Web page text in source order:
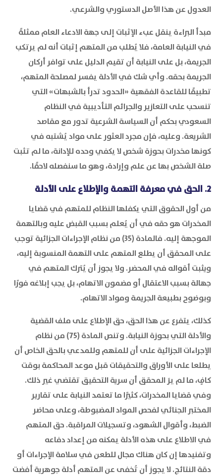
العدول عن هذا الأصل الدستوري والشرعي.
مبدأ البراءة ينقل عبء الإثبات إلى جهة الادعاء العام ممثلةً
في النيابة العامة، فلا يُطلب من المتهم إثبات أنه لم يرتكب
الجريمة، بل على النيابة أن تقيم الدليل على توافر أركان
الجريمة بحقه. وأي شك في الأدلة يفسر لمصلحة المتهم،
تطبيقًا للقاعدة الفقهية «الحدود تدرأ بالشبهات» التي
تنسحب على التعازير والجرائم التأديبية في النظام
السعودي بحكم أن السياسة الشرعية تدور مع مقاصد
الشريعة. وعليه، فإن مجرد العثور على مواد يُشتبه في
كونها مخدرات بحوزة شخص لا يكفي وحده للإدانة، ما لم تثبت
صلة الشخص بها عن علم وإرادة، وهو ما سنفصله لاحقًا.
2. الحق في معرفة التهمة والإطلاع على الأدلة
من أول الحقوق التي يكفلها النظام للمتهم في قضايا
المخدرات هو حقه في أن يُعلم بسبب القبض عليه وبالتهمة
الموجهة إليه. فالمادة (35) من نظام الإجراءات الجزائية توجب
على المحقق أن يطلع المتهم على التهمة المنسوبة إليه،
ويثبت أقواله في المحضر. ولا يجوز أن يُترك المتهم في
جهالة بسبب الاعتقال أو مضمون الاتهام، بل يجب إبلاغه فورًا
وبوضوح بطبيعة الجريمة ومواد الاتهام.
كذلك، يتفرع عن هذا الحق، حق الإطلاع على ملف القضية
والأدلة التي بحوزة النيابة. وتنص المادة (75) من نظام
الإجراءات الجزائية على أن للمتهم وللمدعي بالحق الخاص أن
يطلعا على الأوراق والتحقيقات قبل موعد المحاكمة بوقت
كافٍ، ما لم يرَ المحقق أن سرية التحقيق تقتضي غير ذلك.
وفي قضايا المخدرات، كثيرًا ما تعتمد النيابة على تقارير
المختبر الجنائي لفحص المواد المضبوطة، وعلى محاضر
الضبط، وأقوال الشهود، وتسجيلات المراقبة. حق المتهم
في الاطلاع على هذه الأدلة يمكنه من إعداد دفاعه
وتفنيدها إن كان هناك مجال للطعن في سلامة الإجراءات أو
دقة النتائج. لا يجوز أن تُخفى عن المتهم أدلة جوهرية أفضت